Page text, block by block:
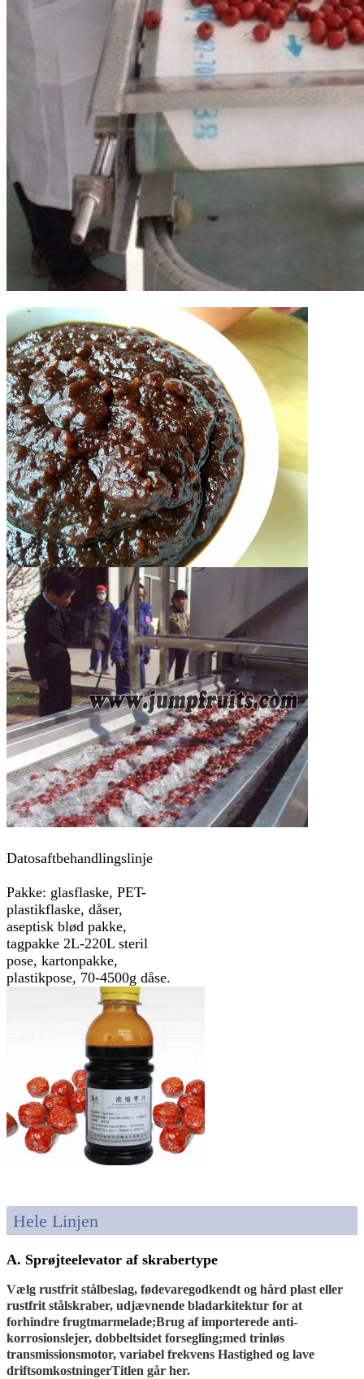
Datosaftbehandlingslinje
Pakke: glasflaske, PET-
plastikflaske, dåser,
aseptisk blød pakke,
tagpakke 2L-220L steril
pose, kartonpakke,
plastikpose, 70-4500g dåse.
Hele Linjen
A. Sprøjteelevator af skrabertype
Vælg rustfrit stålbeslag, fødevaregodkendt og hård plast eller
rustfrit stålskraber, udjævnende bladarkitektur for at
forhindre frugtmarmelade;Brug af importerede anti-
korrosionslejer, dobbeltsidet forsegling;med trinløs
transmissionsmotor, variabel frekvens Hastighed og lave
driftsomkostningerTitlen går her.